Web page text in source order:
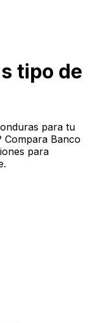
tipo de
para tu
Compara Banco
para